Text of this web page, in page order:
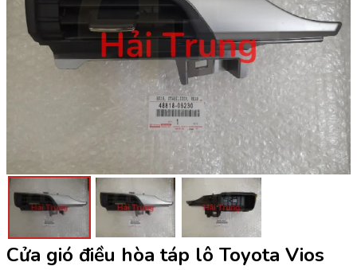
Cửa gió điều hòa táp lô Toyota Vios